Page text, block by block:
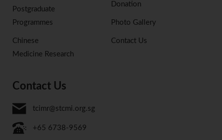
Postgraduate
Programmes
Chinese
Medicine Research
Donation
Photo Gallery
Contact Us
Contact Us
tcimr@stcmi.org.sg
+65 6738-9569